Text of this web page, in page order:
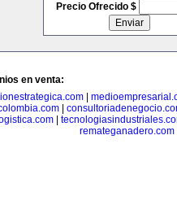
Precio Ofrecido $
en venta:
|
|
remateganadero.com